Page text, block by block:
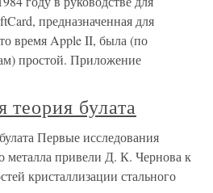
предназначенная для
время Apple II, была (по
простой. Приложение
теория булата
Первые исследования
металла привели Д. К. Чернова к
кристаллизации стального